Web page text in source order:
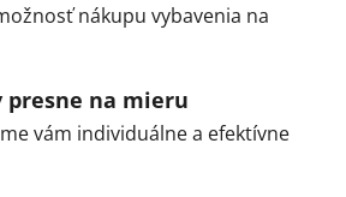
nákupu vybavenia na
presne na mieru
vám individuálne a efektívne